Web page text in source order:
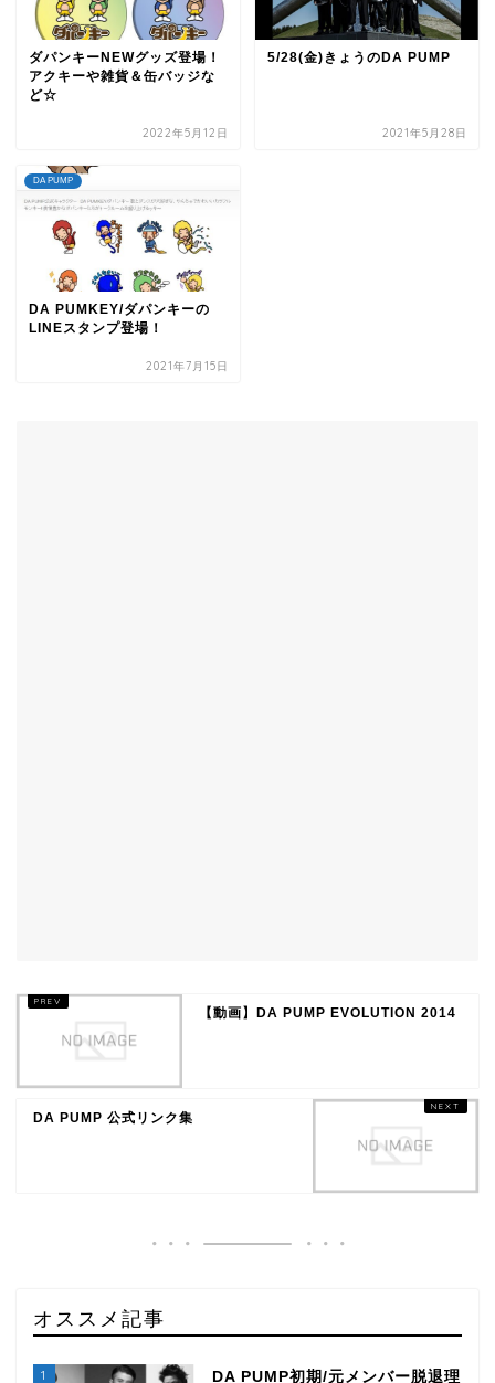
ダパンキーNEWグッズ登場！
アクキーや雑貨＆缶バッジな
ど☆
2022年5月12日
5/28(金)きょうのDA PUMP
2021年5月28日
DA PUMP
DA PUMKEY/ダパンキーの
LINEスタンプ登場！
2021年7月15日
【動画】DA PUMP EVOLUTION 2014
DA PUMP 公式リンク集
オススメ記事
1 DA PUMP初期/元メンバー脱退理